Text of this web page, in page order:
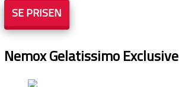
SE PRISEN
Nemox Gelatissimo Exclusive